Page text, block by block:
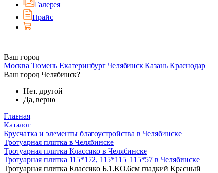
Галерея
Прайс
Ваш город
Москва Тюмень Екатеринбург Челябинск Казань Краснодар
Ваш город Челябинск?
Нет, другой
Да, верно
Главная
Каталог
Брусчатка и элементы благоустройства в Челябинске
Тротуарная плитка в Челябинске
Тротуарная плитка Классико в Челябинске
Тротуарная плитка 115*172, 115*115, 115*57 в Челябинске
Тротуарная плитка Классико Б.1.КО.6см гладкий Красный